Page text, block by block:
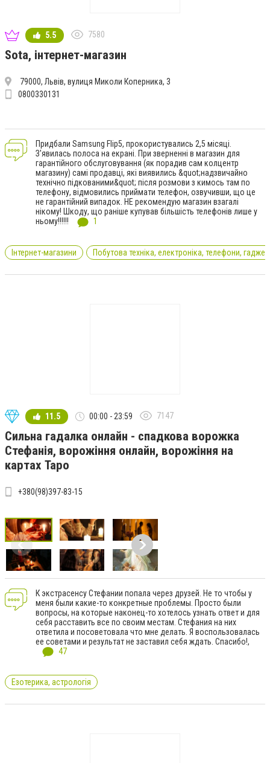
5.5 7580
Sota, інтернет-магазин
79000, Львів, вулиця Миколи Коперника, 3
0800330131
Придбали Samsung Flip5, прокористувались 2,5 місяці.
З'явилась полоса на екрані. При зверненні в магазин для
гарантійного обслуговування (як порадив сам колцентр
магазину) самі продавці, які виявились &quot;надзвичайно
технічно підкованими&quot; після розмови з кимось там по
телефону, відмовились приймати телефон, озвучивши, що це
не гарантійний випадок. НЕ рекомендую магазин взагалі
нікому! Шкоду, що раніше купував більшість телефонів лише у
ньому!!!!!!
1
Інтернет-магазини Побутова техніка, електроніка, телефони,
11.5 00:00 - 23:59 7147
Сильна гадалка онлайн - спадкова ворожка
Стефанія, ворожіння онлайн, ворожіння на
картах Таро
+380(98)397-83-15
К экстрасенсу Стефании попала через друзей. Не то чтобы у
меня были какие-то конкретные проблемы. Просто были
вопросы, на которые наконец-то хотелось узнать ответ и для
себя расставить все по своим местам. Стефания на них
ответила и посоветовала что мне делать. Я воспользовалась
ее советами и результат не заставил себя ждать. Спасибо!,
47
Езотерика, астрологія